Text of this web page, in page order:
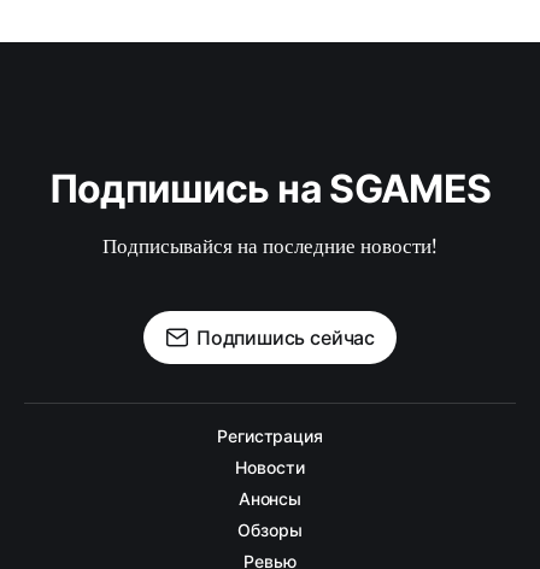
Подпишись на SGAMES
Подписывайся на последние новости!
Подпишись сейчас
Регистрация
Новости
Анонсы
Обзоры
Ревью